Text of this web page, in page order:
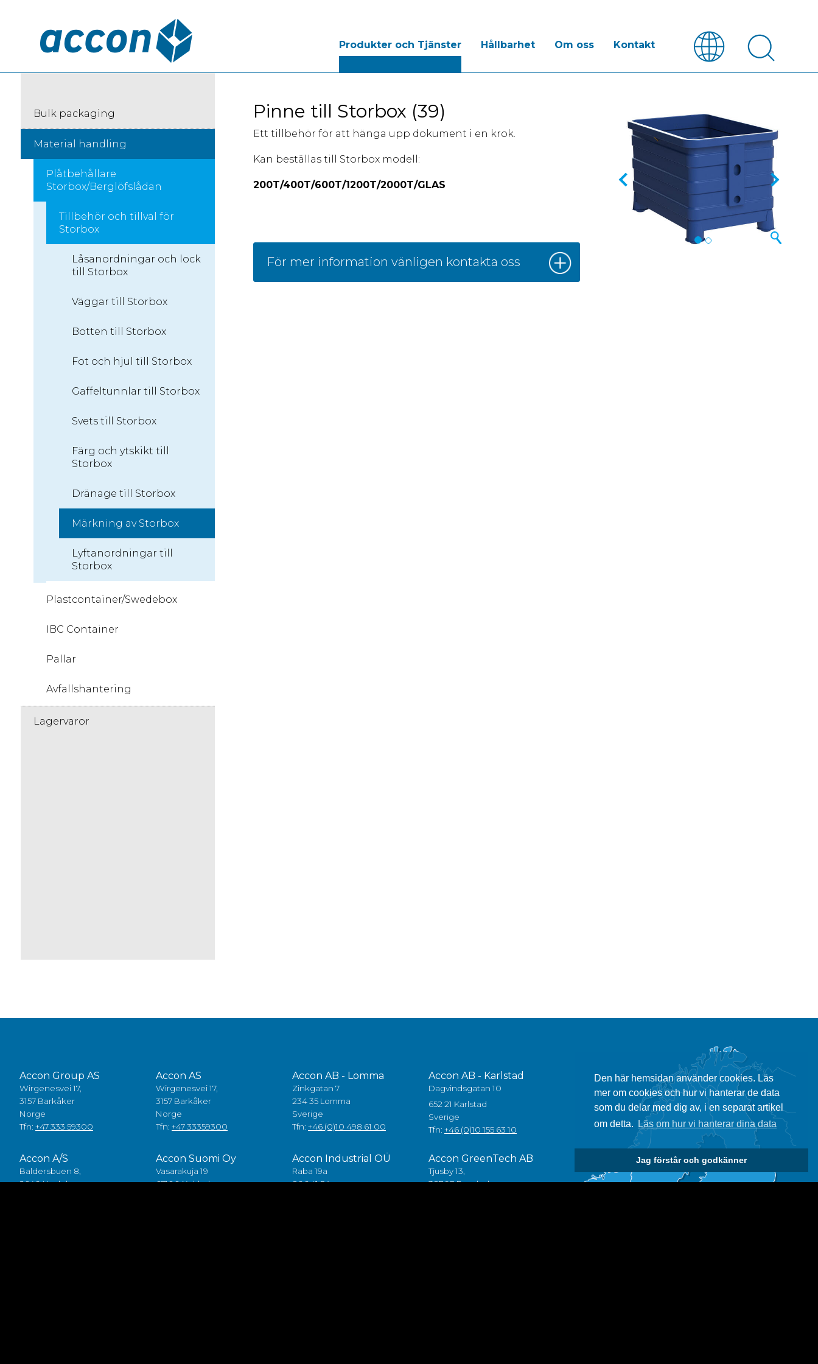
Den här hemsidan använder cookies. Läs
mer om cookies och hur vi hanterar de data
som du delar med dig av, i en separat artikel
om detta.
Läs om hur vi hanterar dina data
Jag förstår och godkänner
Produkter och Tjänster Hållbarhet Om oss Kontakt
Pinne till Storbox (39)
Ett tillbehör för att hänga upp dokument i en krok.
Kan beställas till Storbox modell:
200T/400T/600T/1200T/2000T/GLAS
För mer information vänligen kontakta oss
Bulk packaging
Material handling
Plåtbehållare
Storbox/Berglöfslådan
Tillbehör och tillval för
Storbox
Låsanordningar och lock
till Storbox
Väggar till Storbox
Botten till Storbox
Fot och hjul till Storbox
Gaffeltunnlar till Storbox
Svets till Storbox
Färg och ytskikt till
Storbox
Dränage till Storbox
Märkning av Storbox
Lyftanordningar till
Storbox
Plastcontainer/Swedebox
IBC Container
Pallar
Avfallshantering
Lagervaror
Accon Group AS
Wirgenesvei 17,
3157 Barkåker
Norge
Tfn: +47 333 59300
Accon AS
Wirgenesvei 17,
3157 Barkåker
Norge
Tfn: +47 33359300
Accon AB - Lomma
Zinkgatan 7
234 35 Lomma
Sverige
Tfn: +46 (0)10 498 61 00
Accon AB - Karlstad
Dagvindsgatan 10
652 21 Karlstad
Sverige
Tfn: +46 (0)10 155 63 10
Accon A/S
Baldersbuen 8,
2640 Hedehusene
Accon Suomi Oy
Vasarakuja 19
67100 Kokkola
Accon Industrial OÜ
Raba 19a
80041 Pärnu
Accon GreenTech AB
Tjusby 13,
387 93 Borgholm